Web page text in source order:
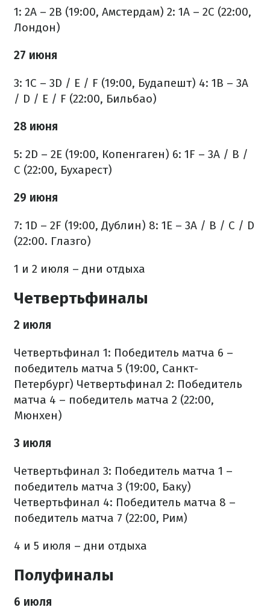
1: 2A – 2B (19:00, Амстердам) 2: 1A – 2C (22:00,
Лондон)
27 июня
3: 1C – 3D / E / F (19:00, Будапешт) 4: 1B – 3A
/ D / E / F (22:00, Бильбао)
28 июня
5: 2D – 2E (19:00, Копенгаген) 6: 1F – 3A / B /
C (22:00, Бухарест)
29 июня
7: 1D – 2F (19:00, Дублин) 8: 1E – 3A / B / C / D
(22:00. Глазго)
1 и 2 июля – дни отдыха
Четвертьфиналы
2 июля
Четвертьфинал 1: Победитель матча 6 –
победитель матча 5 (19:00, Санкт-
Петербург) Четвертьфинал 2: Победитель
матча 4 – победитель матча 2 (22:00,
Мюнхен)
3 июля
Четвертьфинал 3: Победитель матча 1 –
победитель матча 3 (19:00, Баку)
Четвертьфинал 4: Победитель матча 8 –
победитель матча 7 (22:00, Рим)
4 и 5 июля – дни отдыха
Полуфиналы
6 июля